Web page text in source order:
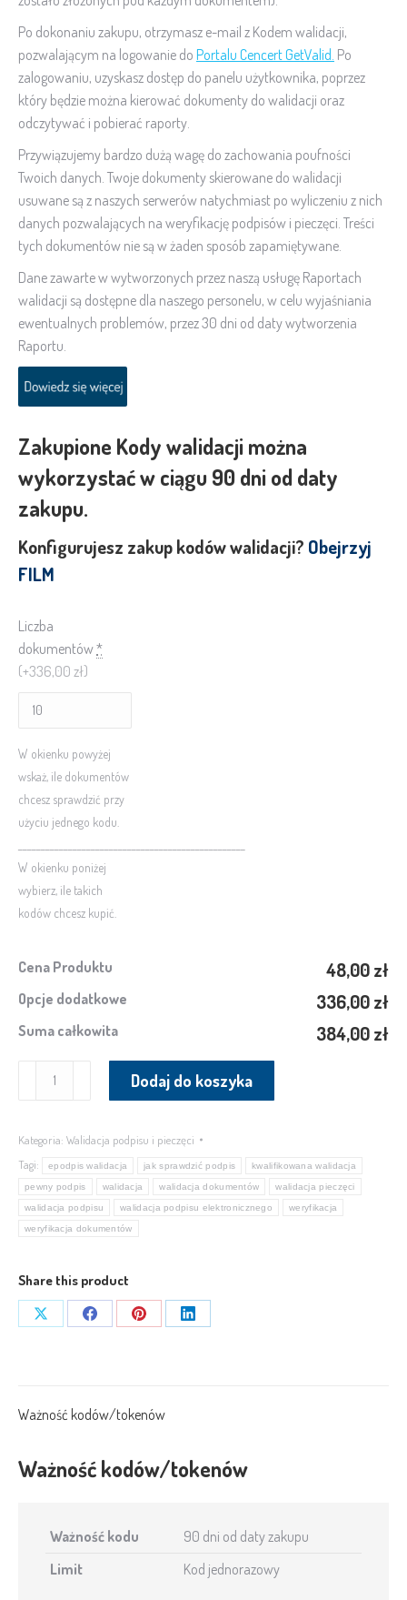
Po dokonaniu zakupu, otrzymasz e-mail z Kodem walidacji,
pozwalającym na logowanie do Portalu Cencert GetValid. Po
zalogowaniu, uzyskasz dostęp do panelu użytkownika, poprzez
który będzie można kierować dokumenty do walidacji oraz
odczytywać i pobierać raporty.
Przywiązujemy bardzo dużą wagę do zachowania poufności
Twoich danych. Twoje dokumenty skierowane do walidacji
usuwane są z naszych serwerów natychmiast po wyliczeniu z nich
danych pozwalających na weryfikację podpisów i pieczęci. Treści
tych dokumentów nie są w żaden sposób zapamiętywane.
Dane zawarte w wytworzonych przez naszą usługę Raportach
walidacji są dostępne dla naszego personelu, w celu wyjaśniania
ewentualnych problemów, przez 30 dni od daty wytworzenia
Raportu.
Zakupione Kody walidacji można
wykorzystać w ciągu 90 dni od daty
zakupu.
Konfigurujesz zakup kodów walidacji? Obejrzyj
FILM
Liczba
dokumentów*
(+336,00 zł)
W okienku powyżej
wskaż, ile dokumentów
chcesz sprawdzić przy
użyciu jednego kodu.
W okienku poniżej
wybierz, ile takich
kodów chcesz kupić.
Cena Produktu 48,00 zł
Opcje dodatkowe 336,00 zł
Suma całkowita 384,00 zł
podpisów
i
pieczęci
elektronicznych
Dodaj do koszyka
Kategoria: Walidacja podpisu i pieczęci
Tagi:
epodpis walidacja jak sprawdzić podpis kwalifikowana walidacja
pewny podpis walidacja walidacja dokumentów walidacja pieczęci
walidacja podpisu walidacja podpisu elektronicznego weryfikacja
weryfikacja dokumentów
Share this product
Share
Share
Share
Share
Ważność kodów/tokenów
Ważność kodów/tokenów
Ważność kodu
90 dni od daty zakupu
Limit
Kod jednorazowy